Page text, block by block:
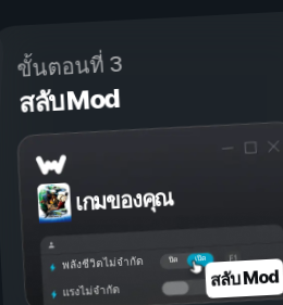
ขั้นตอนที่ 3
สลับ Mod
เกมของคุณ
เปิด
ปิด
พลังชีวิตไม่จำกัด
แรงไม่จำกัด สลับ Mod